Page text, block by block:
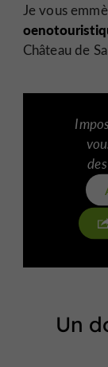
Je vous
Château de
Un